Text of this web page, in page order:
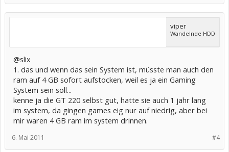
viper
Wandelnde HDD
@slix
1. das und wenn das sein System ist, müsste man auch den
ram auf 4 GB sofort aufstocken, weil es ja ein Gaming
System sein soll...
kenne ja die GT 220 selbst gut, hatte sie auch 1 jahr lang
im system, da gingen games eig nur auf niedrig, aber bei
mir waren 4 GB ram im system drinnen.
#4
6. Mai 2011